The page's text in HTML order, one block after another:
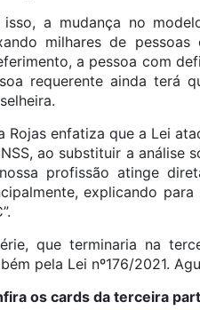
isso, a mudança no
milhares de
a pessoa com
requerente ainda terá
Rojas enfatiza que a Lei
ao substituir a análise
profissão atinge
explicando
que terminaria na
pela Lei nº176/2021.
os cards da terceira